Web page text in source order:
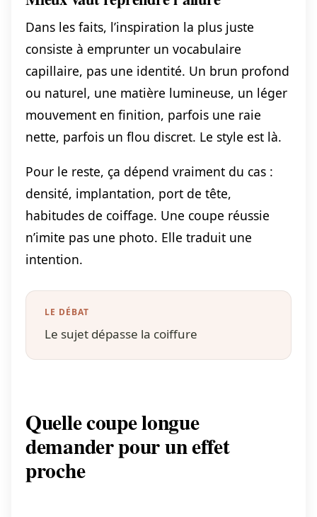
Dans les faits, l’inspiration la plus juste
consiste à emprunter un vocabulaire
capillaire, pas une identité. Un brun profond
ou naturel, une matière lumineuse, un léger
mouvement en finition, parfois une raie
nette, parfois un flou discret. Le style est là.
Pour le reste, ça dépend vraiment du cas :
densité, implantation, port de tête,
habitudes de coiffage. Une coupe réussie
n’imite pas une photo. Elle traduit une
intention.
LE DÉBAT
Le sujet dépasse la coiffure
Quelle coupe longue
demander pour un effet
proche